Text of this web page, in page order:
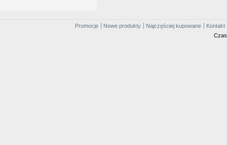
Promocje Nowe produkty Najczęściej kupowane
Kontakt